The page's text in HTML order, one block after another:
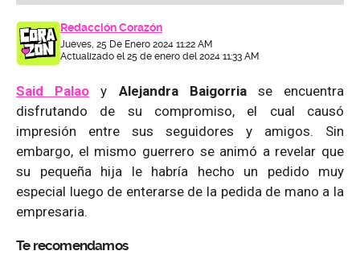
Redacción Corazón
Jueves, 25 De Enero 2024 11:22 AM
Actualizado el 25 de enero del 2024 11:33 AM
Said Palao y Alejandra Baigorriase encuentra
disfrutando de su compromiso, el cual causó
impresión entre sus seguidores y amigos. Sin
embargo, el mismo guerrero se animó a revelar que
su pequeña hija le habría hecho un pedido muy
especial luego de enterarse de la pedida de mano a la
empresaria.
Te recomendamos